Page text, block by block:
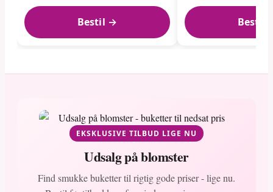
Bestil → Bestil
EKSKLUSIVE TILBUD LIGE NU
Udsalg på blomster
Find smukke buketter til rigtig gode priser - lige nu.